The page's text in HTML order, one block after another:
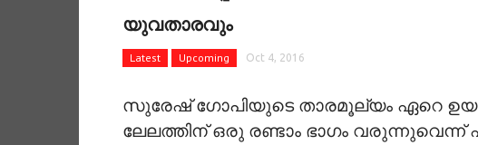
യുവതാരവും
Latest Upcoming Oct 4, 2016
സുരേഷ് ഗോപിയുടെ താരമൂല്യം ഏറെ
ലേലത്തിന് ഒരു രണ്ടാം ഭാഗം വരുന്നുവെന്ന്